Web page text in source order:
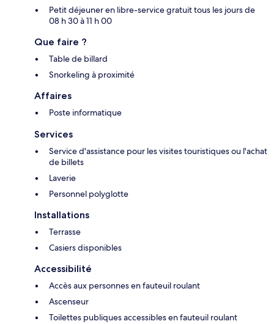
Petit déjeuner en libre-service gratuit tous les jours de
08 h 30 à 11 h 00
Que faire ?
Table de billard
Snorkeling à proximité
Affaires
Poste informatique
Services
Service d'assistance pour les visites touristiques ou l'achat
de billets
Laverie
Personnel polyglotte
Installations
Terrasse
Casiers disponibles
Accessibilité
Accès aux personnes en fauteuil roulant
Ascenseur
Toilettes publiques accessibles en fauteuil roulant